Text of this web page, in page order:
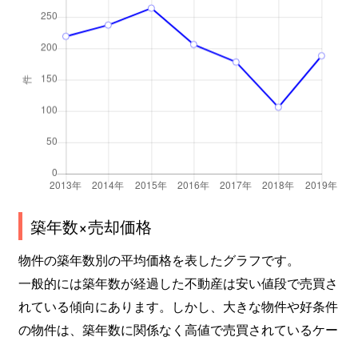
築年数×売却価格
物件の築年数別の平均価格を表したグラフです。
一般的には築年数が経過した不動産は安い値段で売買さ
れている傾向にあります。しかし、大きな物件や好条件
の物件は、築年数に関係なく高値で売買されているケー